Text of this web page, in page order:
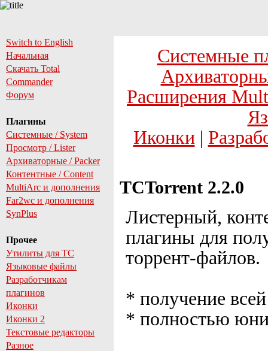
Switch to English
Начальная
Скачать Total
Commander
Форум
Плагины
Системные / System
Просмотр / Lister
Архиваторные / Packer
Контентные / Content
MultiArc и дополнения
Far2wc и дополнения
SynPlus
Прочее
Утилиты для TC
Языковые файлы
Разработчикам
плагинов
Иконки
Иконки 2
Текстовые редакторы
Разное
Системные
Расширения
Иконки|
TCTorrent 2.2.0
Листерный,
плагины для
торрент-файлов.
* получение
* полностью